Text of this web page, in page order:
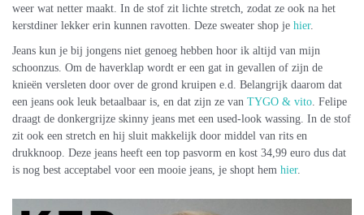
weer wat netter maakt. In de stof zit lichte stretch, zodat ze ook na het
kerstdiner lekker erin kunnen ravotten. Deze sweater shop je hier.
Jeans kun je bij jongens niet genoeg hebben hoor ik altijd van mijn
schoonzus. Om de haverklap wordt er een gat in gevallen of zijn de
knieën versleten door over de grond kruipen e.d. Belangrijk daarom dat
een jeans ook leuk betaalbaar is, en dat zijn ze van TYGO & vito. Felipe
draagt de donkergrijze skinny jeans met een used-look wassing. In de stof
zit ook een stretch en hij sluit makkelijk door middel van rits en
drukknoop. Deze jeans heeft een top pasvorm en kost 34,99 euro dus dat
is nog best acceptabel voor een mooie jeans, je shopt hem hier.